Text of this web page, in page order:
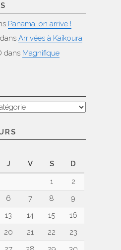
Panama, on arrive !
dans Arrivées à Kaikoura
dans Magnifique
J V S
D
1
2
6 7 8
9
13 14 15
16
20 21 22
23